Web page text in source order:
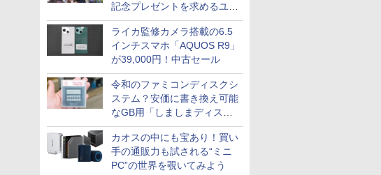
記念プレゼントを求めるユー
ザーが押し寄せ長蛇の列に
ライカ監修カメラ搭載の6.5
インチスマホ「AQUOS R9」
が39,000円！中古セール
令和のファミコンディスクシ
ステム？安価に書き換え可能
なGB用「しましまディスク
システム」
カオスの中にも宝あり！買い
手の通販力も試される“ミニ
PC”の世界を覗いてみよう